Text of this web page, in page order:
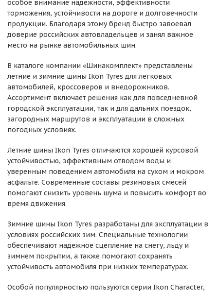
особое внимание надежности, эффективности
торможения, устойчивости на дороге и долговечности
продукции. Благодаря этому бренд быстро завоевал
доверие российских автовладельцев и занял важное
место на рынке автомобильных шин.
В каталоге компании «Шинакомплект» представлены
летние и зимние шины Ikon Tyres для легковых
автомобилей, кроссоверов и внедорожников.
Ассортимент включает решения как для повседневной
городской эксплуатации, так и для дальних поездок,
загородных маршрутов и эксплуатации в сложных
погодных условиях.
Летние шины Ikon Tyres отличаются хорошей курсовой
устойчивостью, эффективным отводом воды и
уверенным поведением автомобиля на сухом и мокром
асфальте. Современные составы резиновых смесей
помогают снизить уровень шума и повысить комфорт во
время движения.
Зимние шины Ikon Tyres разработаны для эксплуатации в
условиях российских зим. Специальные технологии
обеспечивают надежное сцепление на снегу, льду и
зимнем покрытии, а также помогают сохранять
устойчивость автомобиля при низких температурах.
Особой популярностью пользуются серии Ikon Character,